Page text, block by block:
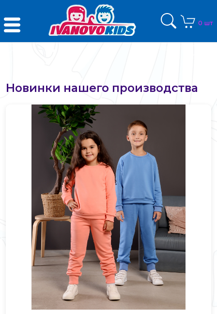
0 шт
Новинки нашего производства